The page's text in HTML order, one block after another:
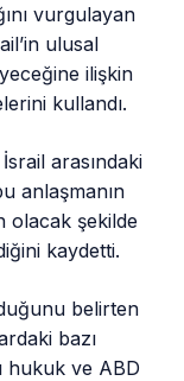
vurgulayan
ulusal
ilişkin
kullandı.
arasındaki
anlaşmanın
olacak şekilde
kaydetti.
belirten
bazı
hukuk ve ABD